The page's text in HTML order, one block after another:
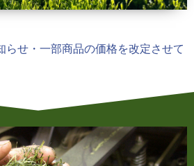
らせ・一部商品の価格を改定させて